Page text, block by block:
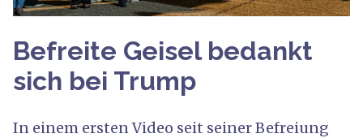
Befreite Geisel bedankt
sich bei Trump
In einem ersten Video seit seiner Befreiung